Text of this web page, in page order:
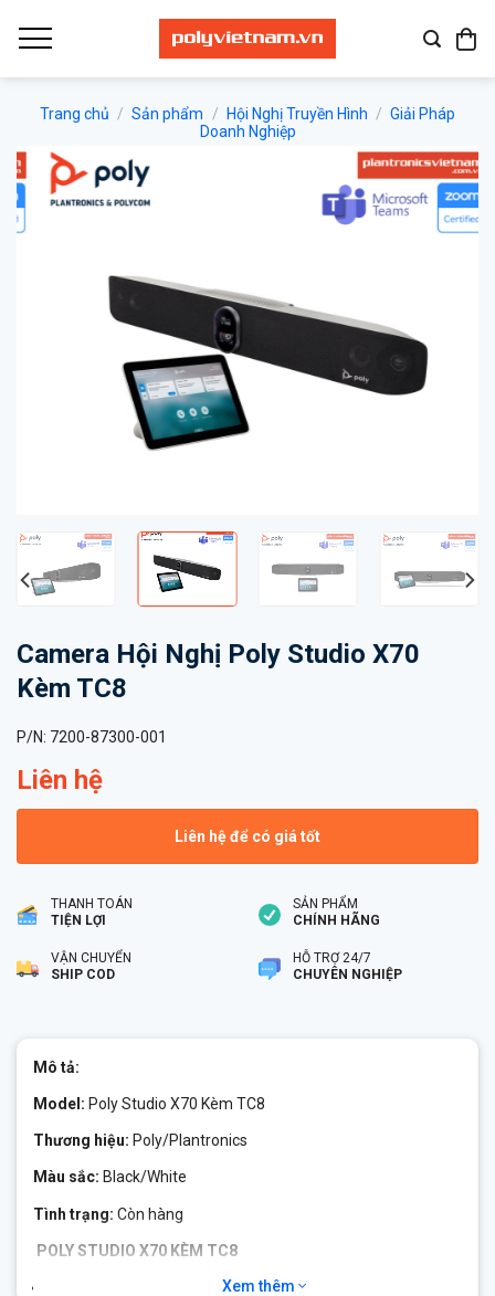
qua
Trang chủ / Sản phẩm / Hội Nghị Truyền Hình / Giải Pháp
Doanh Nghiệp
Camera Hội Nghị Poly Studio X70
Kèm TC8
P/N: 7200-87300-001
Liên hệ
Liên hệ để có giá tốt
THANH TOÁN
TIỆN LỢI
SẢN PHẨM
CHÍNH HÃNG
VẬN CHUYỂN
SHIP COD
HỖ TRỢ 24/7
CHUYÊN NGHIỆP
Mô tả:
Model: Poly Studio X70 Kèm TC8
Thương hiệu: Poly/Plantronics
Màu sắc: Black/White
Tình trạng: Còn hàng
POLY STUDIO X70 KÈM TC8
Xem thêm